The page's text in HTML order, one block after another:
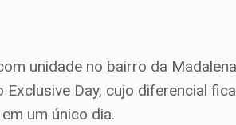
unidade no bairro da
Day, cujo diferencial fica
um único dia.